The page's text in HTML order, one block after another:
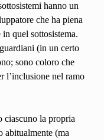
hanno un
che ha piena
quel sottosistema.
(in un certo
sono coloro che
l’inclusione nel ramo
ciascuno la propria
abitualmente (ma